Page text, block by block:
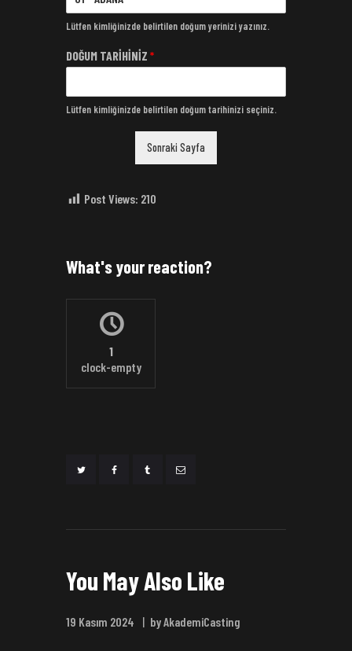
Lütfen kimliğinizde belirtilen doğum yerinizi yazınız.
DOĞUM TARİHİNİZ *
Lütfen kimliğinizde belirtilen doğum tarihinizi seçiniz.
Sonraki Sayfa
Post Views: 210
What's your reaction?
1
clock-empty
You May Also Like
19 Kasım 2024 by AkademiCasting